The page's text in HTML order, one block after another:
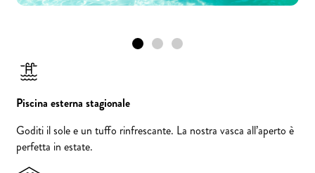
Piscina esterna stagionale
Goditi il sole e un tuffo rinfrescante. La nostra vasca all’aperto è
perfetta in estate.